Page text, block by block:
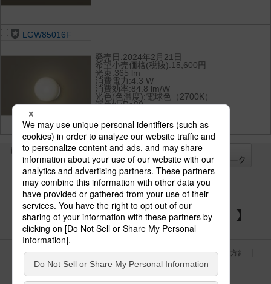
LGW85016F
発売日:2024年2月21日
希望小売価格(税抜):15,600円
光束:365 lm
消費電力:4.3 W
消費効率:84.8 lm/W
光色(色温度):電球色（2700K）
演色性:Ra80
全て
チェック
チェック
した器具を
パナソニックの電気設備 SNSアカウント
サイトのご利用にあたって クッキーポリシー
個人情報保護方針
パナソニック ホールディングス